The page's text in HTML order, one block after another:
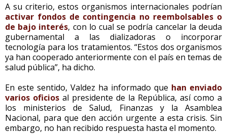
A su criterio, estos organismos internacionales podrían
activar fondos de contingencia no reembolsables o
de bajo interés, con lo cual se podría cancelar la deuda
gubernamental a las dializadoras o incorporar
tecnología para los tratamientos. “Estos dos organismos
ya han cooperado anteriormente con el país en temas de
salud pública”, ha dicho.
En este sentido, Valdez ha informado que han enviado
varios oficios al presidente de la República, así como a
los ministerios de Salud, Finanzas y la Asamblea
Nacional, para que den acción urgente a esta crisis. Sin
embargo, no han recibido respuesta hasta el momento.